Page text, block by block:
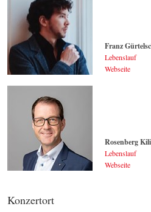
www.guertelschmied.com
Franz
Lebenslauf
Webseite
Rosenberg
Lebenslauf
Webseite
Konzertort